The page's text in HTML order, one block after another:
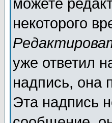
можете
некоторого
уже ответил
надпись, она
Эта надпись